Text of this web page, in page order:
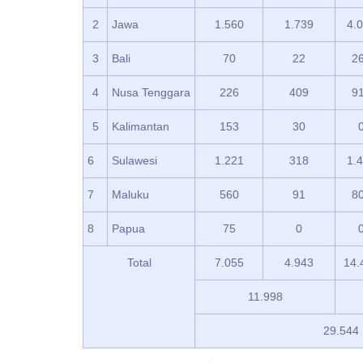
2 Jawa 1.560 1.739
3 Bali 70 22
4 Nusa Tenggara 226 409
5 Kalimantan 153 30
6 Sulawesi 1.221 318
7 Maluku 560 91
8 Papua 75 0
Total 7.055 4.943
11.998
29.544